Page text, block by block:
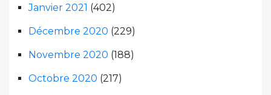
Janvier 2021 (402)
Décembre 2020 (229)
Novembre 2020 (188)
Octobre 2020 (217)